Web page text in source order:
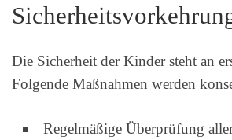
Die Sicherheit der Kinder steht an
Folgende Maßnahmen werden
Regelmäßige Überprüfung